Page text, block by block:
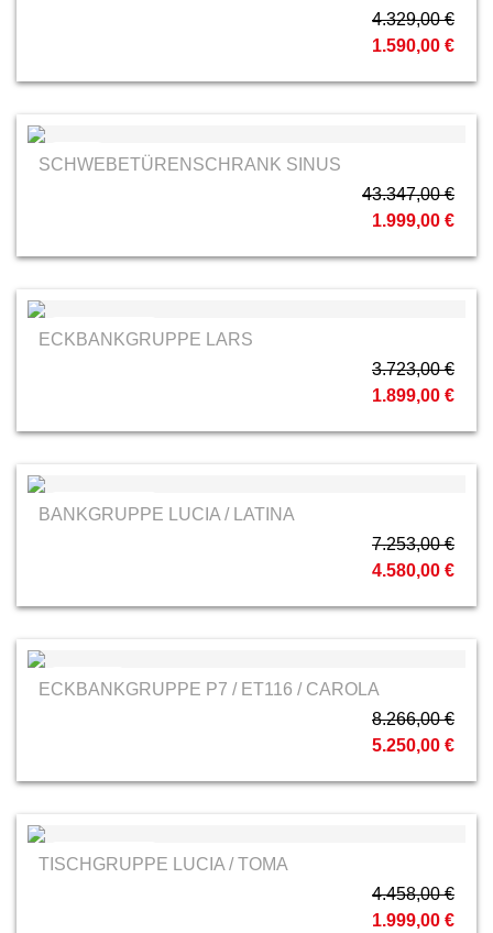
4.329,00 €
1.590,00 €
Staud
SCHWEBETÜRENSCHRANK SINUS
43.347,00 €
1.999,00 €
Schösswender
ECKBANKGRUPPE LARS
3.723,00 €
1.899,00 €
Schösswender
BANKGRUPPE LUCIA / LATINA
7.253,00 €
4.580,00 €
Venjakob
ECKBANKGRUPPE P7 / ET116 / CAROLA
8.266,00 €
5.250,00 €
Schösswender
TISCHGRUPPE LUCIA / TOMA
4.458,00 €
1.999,00 €